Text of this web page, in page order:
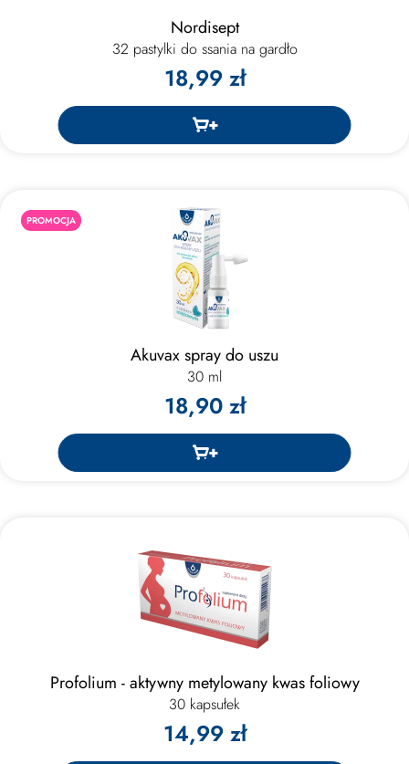
Nordisept
32 pastylki do ssania na gardło
18,99 zł
PROMOCJA
Akuvax spray do uszu
30 ml
18,90 zł
Profolium - aktywny metylowany kwas foliowy
30 kapsułek
14,99 zł